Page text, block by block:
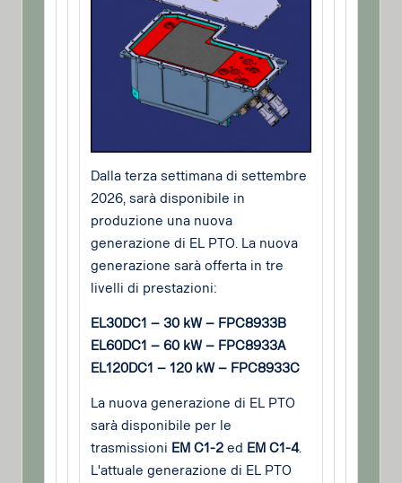
Dalla terza settimana di settembre
2026, sarà disponibile in
produzione una nuova
generazione di EL PTO. La nuova
generazione sarà offerta in tre
livelli di prestazioni:
EL30DC1 – 30 kW – FPC8933B
EL60DC1 – 60 kW – FPC8933A
EL120DC1 – 120 kW – FPC8933C
La nuova generazione di EL PTO
sarà disponibile per le
trasmissioni EM C1-2 ed EM C1-4.
L'attuale generazione di EL PTO